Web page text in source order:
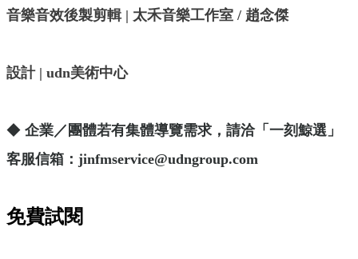
音樂音效後製剪輯 | 太禾音樂工作室 / 趙念傑
設計 | udn美術中心
◆ 企業／團體若有集體導覽需求，請洽「一刻鯨選」
客服信箱：jinfmservice@udngroup.com
免費試閱